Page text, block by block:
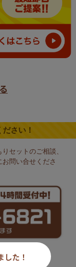
た！
さい！
セットのご相談、
問い合せくださ